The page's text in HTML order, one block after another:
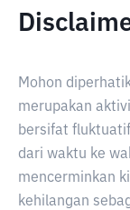
Mohon
merupakan
bersifat
dari waktu ke
mencerminkan
kehilangan